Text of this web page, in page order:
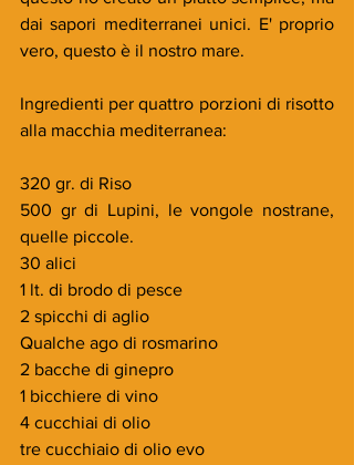
dai sapori mediterranei unici. E' proprio
vero, questo è il nostro mare.
Ingredienti per quattro porzioni di risotto
alla macchia mediterranea:
320 gr. di Riso
500 gr di Lupini, le vongole nostrane,
quelle piccole.
30 alici
1 lt. di brodo di pesce
2 spicchi di aglio
Qualche ago di rosmarino
2 bacche di ginepro
1 bicchiere di vino
4 cucchiai di olio
tre cucchiaio di olio evo